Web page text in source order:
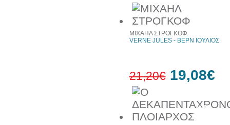
10%
έκπτωση
ΜΙΧΑΗΛ ΣΤΡΟΓΚΟΦ
VERNE JULES - ΒΕΡΝ ΙΟΥΛΙΟΣ
21,20€ 19,08€